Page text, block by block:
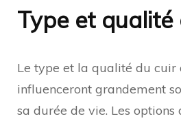
Type et qualité
Le type et la qualité du cuir
influenceront grandement
sa durée de vie. Les options